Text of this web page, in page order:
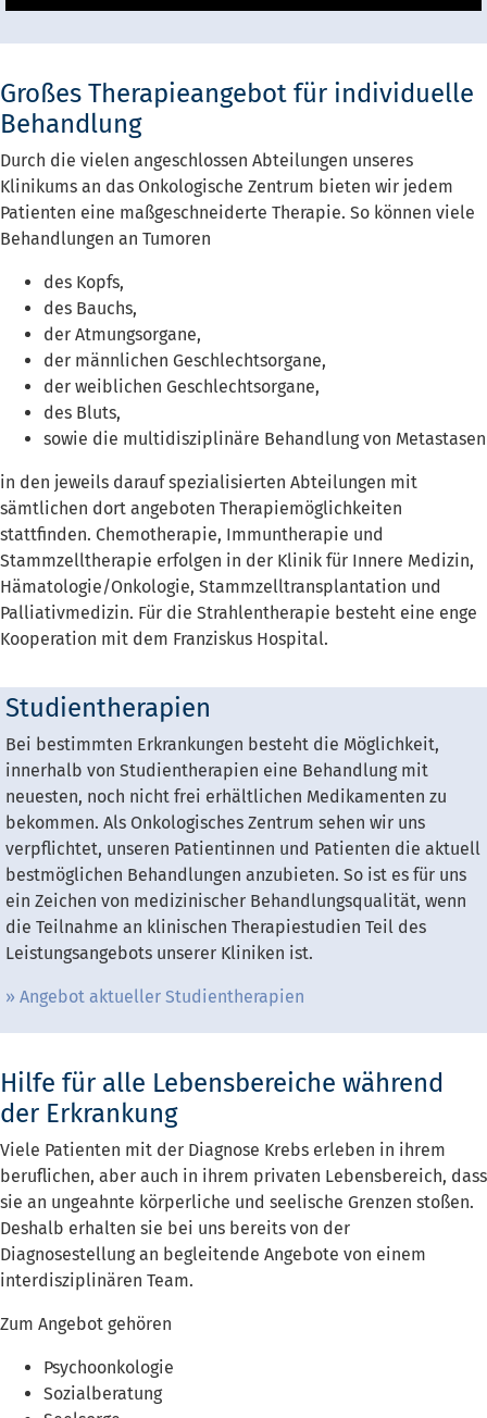
Großes Therapieangebot für individuelle
Behandlung
Durch die vielen angeschlossen Abteilungen unseres
Klinikums an das Onkologische Zentrum bieten wir jedem
Patienten eine maßgeschneiderte Therapie. So können viele
Behandlungen an Tumoren
des Kopfs,
des Bauchs,
der Atmungsorgane,
der männlichen Geschlechtsorgane,
der weiblichen Geschlechtsorgane,
des Bluts,
sowie die multidisziplinäre Behandlung von Metastasen
in den jeweils darauf spezialisierten Abteilungen mit
sämtlichen dort angeboten Therapiemöglichkeiten
stattfinden. Chemotherapie, Immuntherapie und
Stammzelltherapie erfolgen in der Klinik für Innere Medizin,
Hämatologie/Onkologie, Stammzelltransplantation und
Palliativmedizin. Für die Strahlentherapie besteht eine enge
Kooperation mit dem Franziskus Hospital.
Studientherapien
Bei bestimmten Erkrankungen besteht die Möglichkeit,
innerhalb von Studientherapien eine Behandlung mit
neuesten, noch nicht frei erhältlichen Medikamenten zu
bekommen. Als Onkologisches Zentrum sehen wir uns
verpflichtet, unseren Patientinnen und Patienten die aktuell
bestmöglichen Behandlungen anzubieten. So ist es für uns
ein Zeichen von medizinischer Behandlungsqualität, wenn
die Teilnahme an klinischen Therapiestudien Teil des
Leistungsangebots unserer Kliniken ist.
Angebot aktueller Studientherapien
Hilfe für alle Lebensbereiche während
der Erkrankung
Viele Patienten mit der Diagnose Krebs erleben in ihrem
beruflichen, aber auch in ihrem privaten Lebensbereich, dass
sie an ungeahnte körperliche und seelische Grenzen stoßen.
Deshalb erhalten sie bei uns bereits von der
Diagnosestellung an begleitende Angebote von einem
interdisziplinären Team.
Zum Angebot gehören
Psychoonkologie
Sozialberatung